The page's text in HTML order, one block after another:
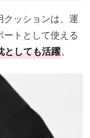
クッションは、運
トとして使える
としても活躍。